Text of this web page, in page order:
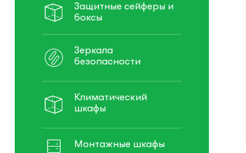
Защитные сейферы и
боксы
Зеркала
безопасности
Климатический
шкафы
Монтажные шкафы